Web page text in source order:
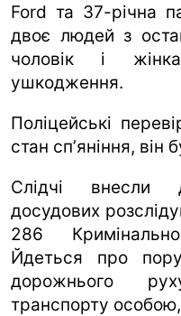
Ford та 37-річна
двоє людей з
чоловік і
ушкодження.
Поліцейські
стан спʼяніння, він
Слідчі внесли
досудових
286
Йдеться про
дорожнього
транспорту